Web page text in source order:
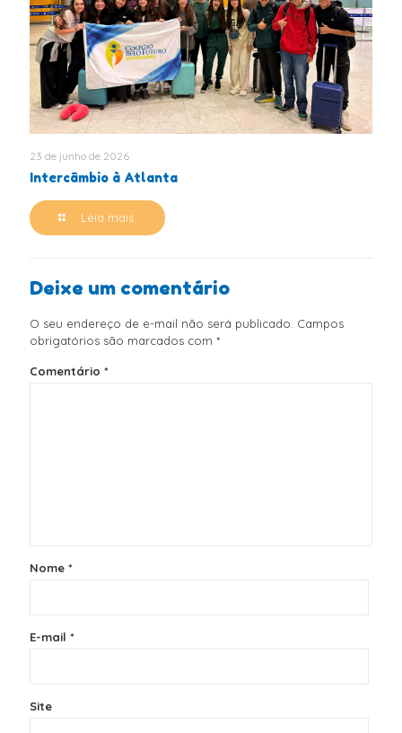
23 de junho de 2026
Intercâmbio à Atlanta
Leia mais
Deixe um comentário
O seu endereço de e-mail não será publicado. Campos
obrigatórios são marcados com *
Comentário *
Nome *
E-mail *
Site